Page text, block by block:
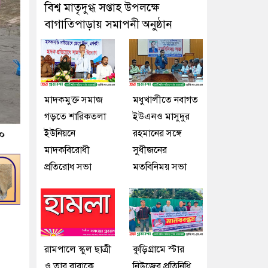
বিশ্ব মাতৃদুগ্ধ সপ্তাহ উপলক্ষে
বাগাতিপাড়ায় সমাপনী অনুষ্ঠান
মাদকমুক্ত সমাজ
গড়তে শারিকতলা
ইউনিয়নে
মাদকবিরোধী
প্রতিরোধ সভা
মধুখালীতে নবাগত
ইউএনও মাসুদুর
রহমানের সঙ্গে
সুধীজনের
মতবিনিময় সভা
রামপালে স্কুল ছাত্রী
কুড়িগ্রামে স্টার